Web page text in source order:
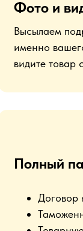
Высылаем
именно
видите товар
Фото и
Договор
Полный